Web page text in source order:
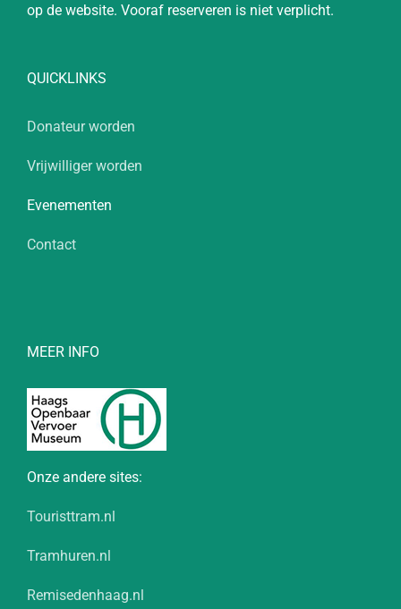
op de website. Vooraf reserveren is niet verplicht.
QUICKLINKS
Donateur worden
Vrijwilliger worden
Evenementen
Contact
MEER INFO
Onze andere sites:
Touristtram.nl
Tramhuren.nl
Remisedenhaag.nl